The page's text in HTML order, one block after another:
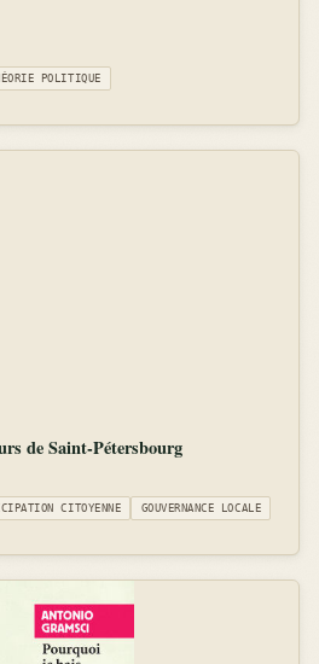
POLITIQUE
de Saint-Pétersbourg
CITOYENNE GOUVERNANCE LOCALE